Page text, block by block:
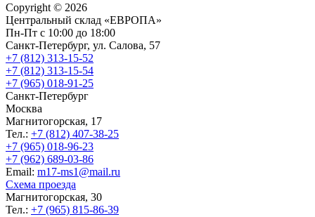
Copyright © 2026
Центральный склад «ЕВРОПА»
Пн-Пт с 10:00 до 18:00
Санкт-Петербург, ул. Салова, 57
+7 (812) 313-15-52
+7 (812) 313-15-54
+7 (965) 018-91-25
Санкт-Петербург
Москва
Магнитогорская, 17
Тел.: +7 (812) 407-38-25
+7 (965) 018-96-23
+7 (962) 689-03-86
Еmail: m17-ms1@mail.ru
Схема проезда
Магнитогорская, 30
Тел.: +7 (965) 815-86-39